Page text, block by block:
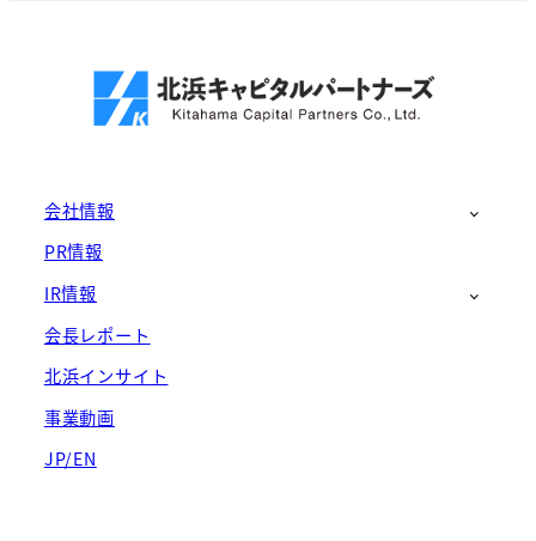
会社情報
PR情報
IR情報
会長レポート
北浜インサイト
事業動画
JP/EN